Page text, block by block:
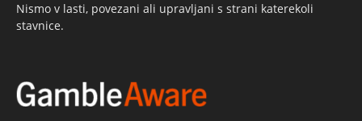
Nismo v lasti, povezani ali upravljani s strani katerekoli
stavnice.